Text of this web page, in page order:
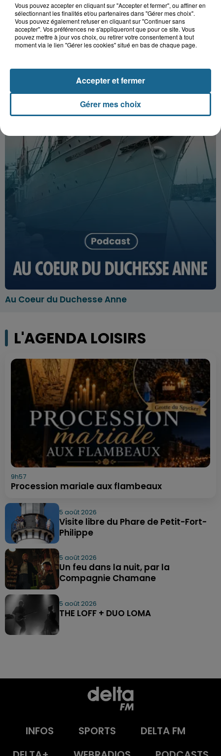
NOS AUTRES PODCASTS
Au Coeur du Duchesse Anne
L'AGENDA LOISIRS
9h57
Procession mariale aux flambeaux
5 août 2026
Visite libre du Phare de Petit-Fort-
Philippe
5 août 2026
Un feu dans la nuit, par la
Compagnie Chamane
5 août 2026
THE LOFF + DUO LOMA
INFOS SPORTS
DELTA FM
Vous pouvez accepter en cliquant sur "Accepter et fermer", ou affiner en
sélectionnant les finalités et/ou partenaires dans "Gérer mes choix".
Vous pouvez également refuser en cliquant sur "Continuer sans
accepter". Vos préférences ne s'appliqueront que pour ce site. Vous
pouvez mettre à jour vos choix, ou retirer votre consentement à tout
moment via le lien "Gérer les cookies" situé en bas de chaque page.
Gérer mes choix
Accepter et fermer